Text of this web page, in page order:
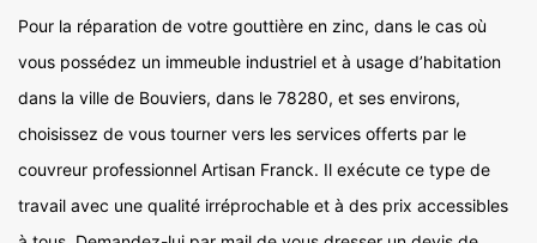
Pour la réparation de votre gouttière en zinc, dans le cas où
vous possédez un immeuble industriel et à usage d’habitation
dans la ville de Bouviers, dans le 78280, et ses environs,
choisissez de vous tourner vers les services offerts par le
couvreur professionnel Artisan Franck. Il exécute ce type de
travail avec une qualité irréprochable et à des prix accessibles